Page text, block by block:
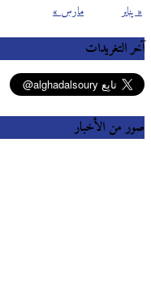
« يناير مارس »
آخر التغريدات
صور من الأخبار